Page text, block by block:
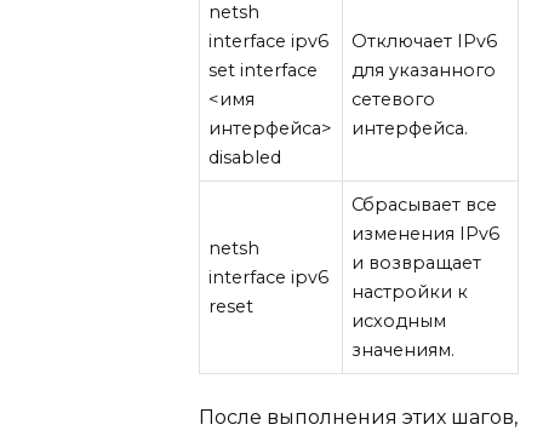
netsh
interface ipv6
set interface
<имя
интерфейса>
disabled
Отключает IPv6
для указанного
сетевого
интерфейса.
netsh
interface ipv6
reset
Сбрасывает все
изменения IPv6
и возвращает
настройки к
исходным
значениям.
После выполнения этих шагов,